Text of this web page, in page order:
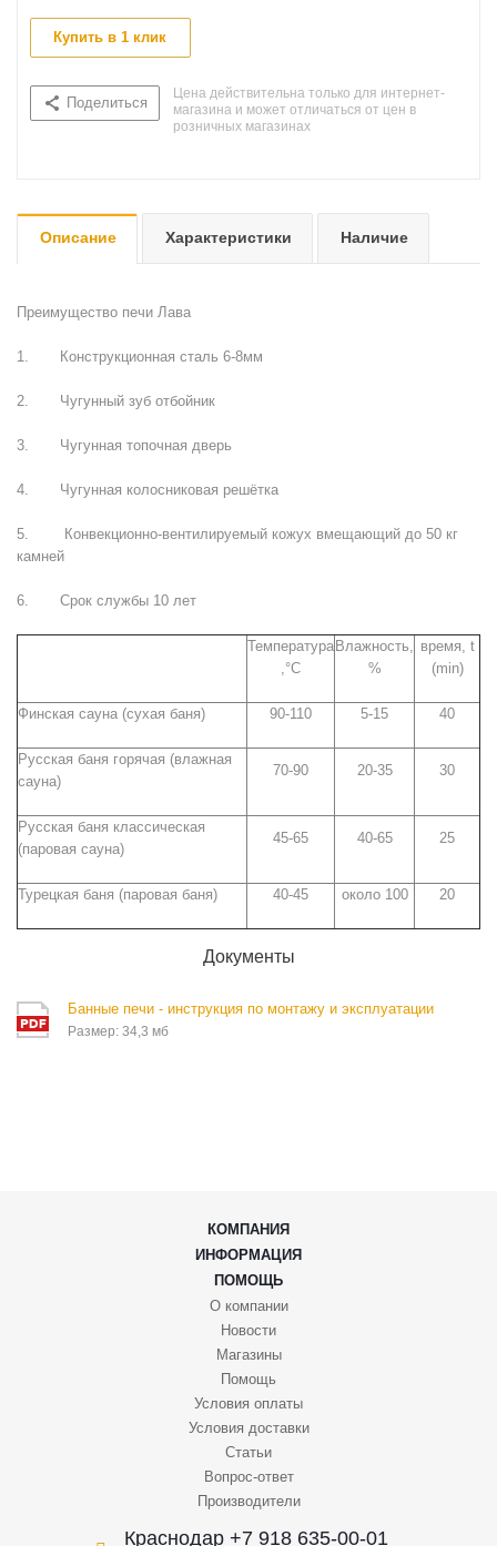
Купить в 1 клик
Поделиться
Цена действительна только для интернет-
магазина и может отличаться от цен в
розничных магазинах
Описание Характеристики Наличие
Преимущество печи Лава
1. Конструкционная сталь 6-8мм
2. Чугунный зуб отбойник
3. Чугунная топочная дверь
4. Чугунная колосниковая решётка
5. Конвекционно-вентилируемый кожух вмещающий до 50 кг
камней
6. Срок службы 10 лет
Температура
,°С
Влажность,
%
время, t
(min)
Финская сауна (сухая баня) 90-110 5-15 40
Русская баня горячая (влажная
сауна)
70-90 20-35 30
Русская баня классическая
(паровая сауна)
45-65 40-65 25
Турецкая баня (паровая баня) 40-45 около 100 20
Документы
Банные печи - инструкция по монтажу и эксплуатации
Размер: 34,3 мб
КОМПАНИЯ
ИНФОРМАЦИЯ
ПОМОЩЬ
О компании
Новости
Магазины
Помощь
Условия оплаты
Условия доставки
Статьи
Вопрос-ответ
Производители
Краснодар +7 918 635-00-01